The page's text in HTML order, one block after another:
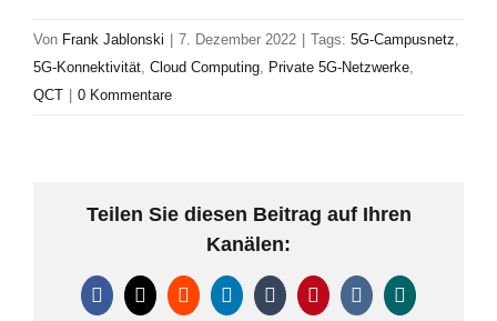
Von Frank Jablonski 7. Dezember 2022 Tags: 5G-Campusnetz
5G-Konnektivität Cloud Computing Private 5G-Netzwerke
QCT
0 Kommentare
Teilen Sie diesen Beitrag auf Ihren
Kanälen:
Facebook
X RedditLinkedInTumblrPinterest
Vk Xing